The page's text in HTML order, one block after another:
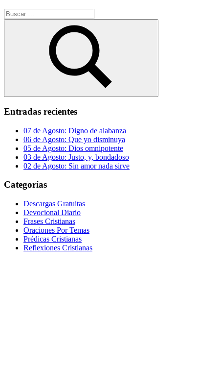
Buscar:
Buscar
Entradas recientes
07 de Agosto: Digno de alabanza
06 de Agosto: Que yo disminuya
05 de Agosto: Dios omnipotente
03 de Agosto: Justo, y, bondadoso
02 de Agosto: Sin amor nada sirve
Categorías
Descargas Gratuitas
Devocional Diario
Frases Cristianas
Oraciones Por Temas
Prédicas Cristianas
Reflexiones Cristianas